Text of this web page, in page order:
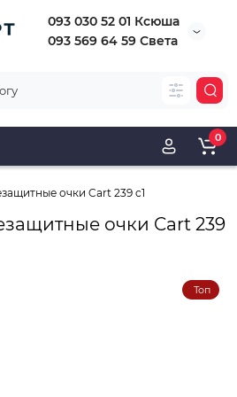
093 030 52 01 Ксюша
093 569 64 59 Света
0
очки Cart 239 c1
очки Cart 239
Топ